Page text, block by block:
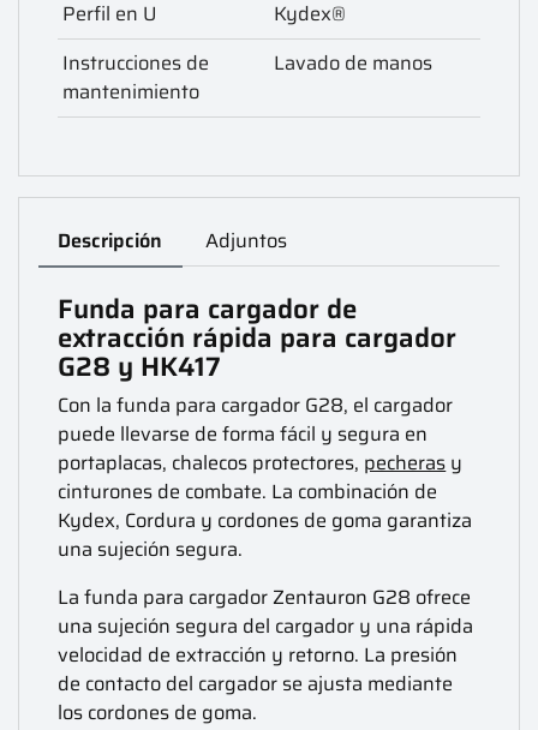
Perfil en U
Kydex®
Instrucciones de
mantenimiento
Lavado de manos
Descripción Adjuntos
Funda para cargador de
extracción rápida para cargador
G28 y HK417
Con la funda para cargador G28, el cargador
puede llevarse de forma fácil y segura en
portaplacas, chalecos protectores, pecherasy
cinturones de combate. La combinación de
Kydex, Cordura y cordones de goma garantiza
una sujeción segura.
La funda para cargador Zentauron G28 ofrece
una sujeción segura del cargador y una rápida
velocidad de extracción y retorno. La presión
de contacto del cargador se ajusta mediante
los cordones de goma.